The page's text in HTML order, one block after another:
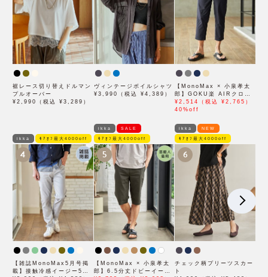
裾レース切り替えドルマン
プルオーバー
¥2,990（税込 ¥3,289）
ヴィンテージボイルシャツ
¥3,990（税込 ¥4,389）
【MonoMax × 小泉孝太
郎】GOKU楽 AIRクロッ
プドパンツ「小泉孝太郎さ
ん着用モデル」
¥2,514（税込 ¥2,765）
40%off
ikka ﾓｱｵﾌ最大4000off
4
【雑誌MonoMax5月号掲
載】接触冷感イージー5ポ
ikka SALE
ﾓｱｵﾌ最大4000off
5
【MonoMax × 小泉孝太
郎】6.5分丈ドビーイージ
ikka NEW
ﾓｱｵﾌ最大4000off
6
チェック柄プリーツスカー
ト